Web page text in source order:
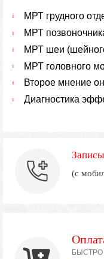
МРТ грудного
МРТ
МРТ шеи
МРТ головного
Второе мнение
Диагностика
(с
БЫСТРО